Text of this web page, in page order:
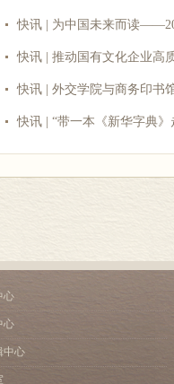
快讯 | 为中国未来而读
快讯 | 推动国有文化企业高
快讯 | 外交学院与商务印书
快讯 | “带一本《新华字典
心
心
中心